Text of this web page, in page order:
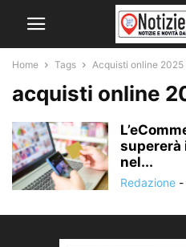
Home Tags Acquisti online 2025
acquisti online
supererà
nel...
Redazione -